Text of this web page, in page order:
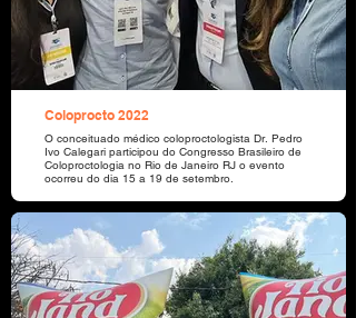
Coloprocto 2022
O conceituado médico coloproctologista Dr. Pedro
Ivo Calegari participou do Congresso Brasileiro de
Coloproctologia no Rio de Janeiro RJ o evento
ocorreu do dia 15 a 19 de setembro.